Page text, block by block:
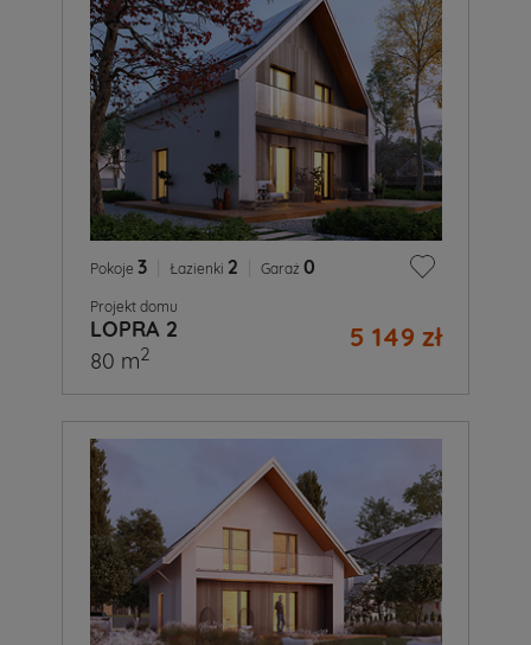
Pokoje 3 Łazienki 2 Garaż 0
Projekt domu
LOPRA 2 5 149 zł
80 m2